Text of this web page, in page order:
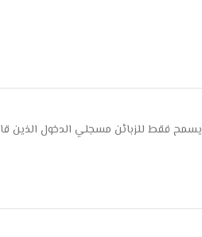
يسمح فقط للزبائن مسجلي الدخول الذين